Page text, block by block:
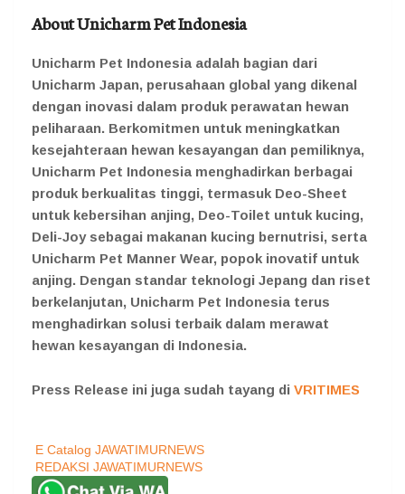
About Unicharm Pet Indonesia
Unicharm Pet Indonesia adalah bagian dari
Unicharm Japan, perusahaan global yang dikenal
dengan inovasi dalam produk perawatan hewan
peliharaan. Berkomitmen untuk meningkatkan
kesejahteraan hewan kesayangan dan pemiliknya,
Unicharm Pet Indonesia menghadirkan berbagai
produk berkualitas tinggi, termasuk Deo-Sheet
untuk kebersihan anjing, Deo-Toilet untuk kucing,
Deli-Joy sebagai makanan kucing bernutrisi, serta
Unicharm Pet Manner Wear, popok inovatif untuk
anjing. Dengan standar teknologi Jepang dan riset
berkelanjutan, Unicharm Pet Indonesia terus
menghadirkan solusi terbaik dalam merawat
hewan kesayangan di Indonesia.
Press Release ini juga sudah tayang di VRITIMES
E Catalog JAWATIMURNEWS
REDAKSI JAWATIMURNEWS